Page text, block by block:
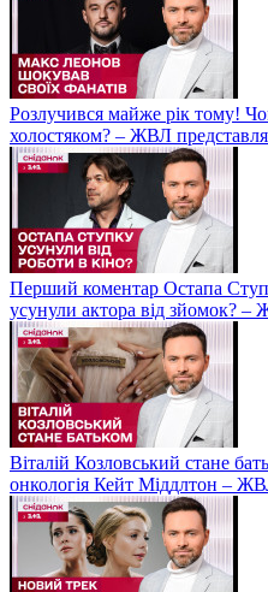
Розлучився майже рік тому!
холостяком? – ЖВЛ
Перший коментар Остапа
усунули актора від зйомок? –
Віталій Козловський стане
онкологія Кейт Міддлтон –